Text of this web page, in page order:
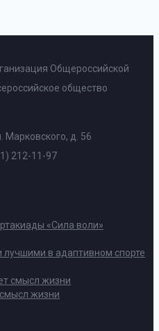
Общероссийской
общество
Марковского, д. 56
212-11-97
«Сила воли»
лучшими в адаптивном спорте
жизни